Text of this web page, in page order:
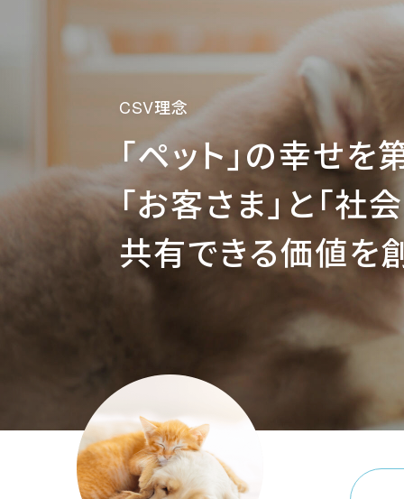
CSV理念
「ペット」の幸せを
「お客さま」と「社
共有できる価値を